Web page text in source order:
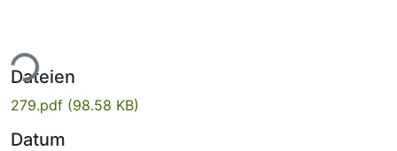
Dateien
279.pdf (98.58 KB)
Datum